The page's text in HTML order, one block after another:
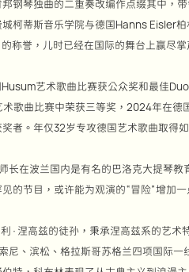
钢琴独曲的二重奏改编作点缀其中，
柯蒂斯音乐学院与德国Hanns Eisler
称誉，儿时已经在国际的舞台上赢尽
艺术歌曲比赛获公众奖和最佳
歌曲比赛中荣获三等奖，2024年在德
者。年仅32岁专攻德国艺术歌曲取得
在波兰国内是有名的巴洛克大提琴教
的节目，或许能为观演的“冒险”增加一
·涅高兹的徒孙，秉承涅高兹系的艺术
、滨松、格拉斯哥苏格兰四项国际一